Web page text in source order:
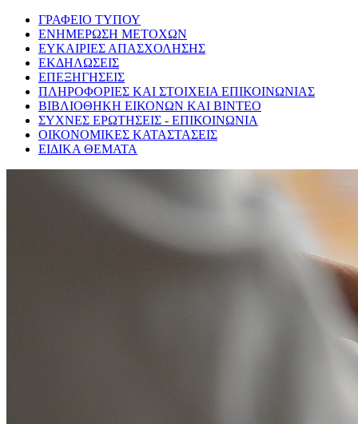
ΓΡΑΦΕΙΟ ΤΥΠΟΥ
ΕΝΗΜΕΡΩΣΗ ΜΕΤΟΧΩΝ
ΕΥΚΑΙΡΙΕΣ ΑΠΑΣΧΟΛΗΣΗΣ
ΕΚΔΗΛΩΣΕΙΣ
ΕΠΕΞΗΓΗΣΕΙΣ
ΠΛΗΡΟΦΟΡΙΕΣ ΚΑΙ ΣΤΟΙΧΕΙΑ ΕΠΙΚΟΙΝΩΝΙΑΣ
ΒΙΒΛΙΟΘΗΚΗ ΕΙΚΟΝΩΝ ΚΑΙ ΒΙΝΤΕΟ
ΣΥΧΝΕΣ ΕΡΩΤΗΣΕΙΣ - ΕΠΙΚΟΙΝΩΝΙΑ
ΟΙΚΟΝΟΜΙΚΕΣ ΚΑΤΑΣΤΑΣΕΙΣ
ΕΙΔΙΚΑ ΘΕΜΑΤΑ